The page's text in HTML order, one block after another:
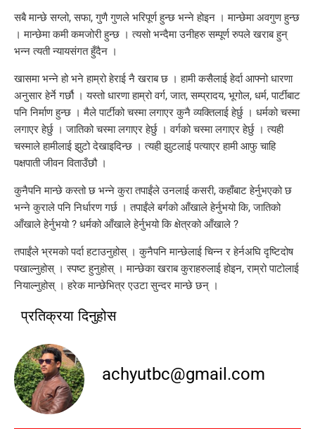
सबै मान्छे सग्लो, सफा, गुणै गुणले भरिपूर्ण हुन्छ भन्ने होइन । मान्छेमा अवगुण हुन्छ
। मान्छेमा कमी कमजोरी हुन्छ । त्यसो भन्दैमा उनीहरु सम्पूर्ण रुपले खराब हुन्
भन्न त्यती न्यायसंगत हुँदैन ।
खासमा भन्ने हो भने हाम्रो हेराई नै खराब छ । हामी कसैलाई हेर्दा आफ्नो धारणा
अनुसार हेर्ने गर्छौ । यस्तो धारणा हाम्रो वर्ग, जात, सम्प्रादय, भूगोल, धर्म, पार्टीबाट
पनि निर्माण हुन्छ । मैले पार्टीको चस्मा लगाएर कुनै व्यक्तिलाई हेर्छु । धर्मको चस्मा
लगाएर हेर्छु । जातिको चस्मा लगाएर हेर्छु । वर्गको चस्मा लगाएर हेर्छु । त्यही
चस्माले हामीलाई झुटो देखाइदिन्छ । त्यही झुटलाई पत्याएर हामी आफु चाहि
पक्षपाती जीवन विताउँछौ ।
कुनैपनि मान्छे कस्तो छ भन्ने कुरा तपाईंले उनलाई कसरी, कहाँबाट हेर्नुभएको छ
भन्ने कुराले पनि निर्धारण गर्छ । तपाईंले बर्गको आँखाले हेर्नुभयो कि, जातिको
आँखाले हेर्नुभयो ? धर्मको आँखाले हेर्नुभयो कि क्षेत्रको आँखाले ?
तपाईंले भ्रमको पर्दा हटाउनुहोस् । कुनैपनि मान्छेलाई चिन्न र हेर्नअघि दृष्टिदोष
पखाल्नुहोस् । स्पष्ट हुनुहोस् । मान्छेका खराब कुराहरुलाई होइन, राम्रो पाटोलाई
नियाल्नुहोस् । हरेक मान्छेभित्र एउटा सुन्दर मान्छे छन् ।
प्रतिक्रया दिनुहोस
achyutbc@gmail.com